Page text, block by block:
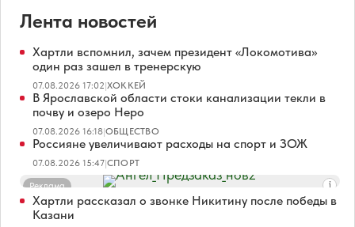
Лента новостей
Хартли вспомнил, зачем президент «Локомотива»
один раз зашел в тренерскую
07.08.2026 17:02|ХОККЕЙ
В Ярославской области стоки канализации текли в
почву и озеро Неро
07.08.2026 16:18|ОБЩЕСТВО
Россияне увеличивают расходы на спорт и ЗОЖ
07.08.2026 15:47|СПОРТ
Реклама
Хартли рассказал о звонке Никитину после победы в
Казани